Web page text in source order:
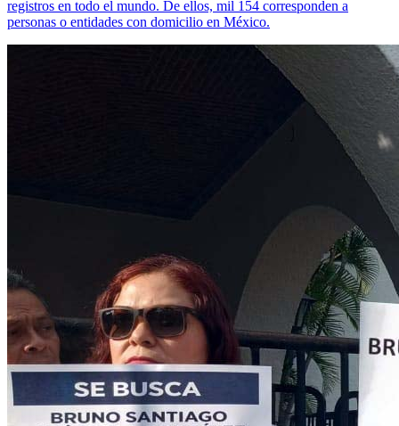
registros en todo el mundo. De ellos, mil 154 corresponden a
personas o entidades con domicilio en México.